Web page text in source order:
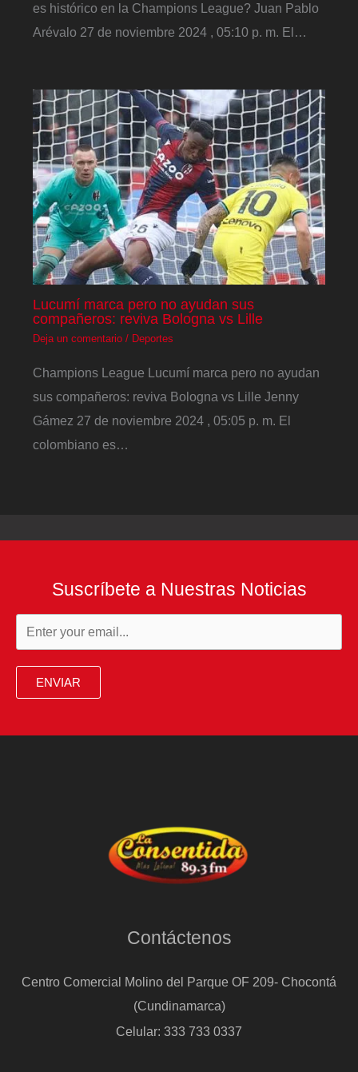
es histórico en la Champions League? Juan Pablo
Arévalo 27 de noviembre 2024 , 05:10 p. m. El…
Lucumí marca pero no ayudan sus
compañeros: reviva Bologna vs Lille
Deja un comentario / Deportes
Champions League Lucumí marca pero no ayudan
sus compañeros: reviva Bologna vs Lille Jenny
Gámez 27 de noviembre 2024 , 05:05 p. m. El
colombiano es…
Suscríbete a Nuestras Noticias
ENVIAR
Contáctenos
Centro Comercial Molino del Parque OF 209- Chocontá
(Cundinamarca)
Celular: 333 733 0337